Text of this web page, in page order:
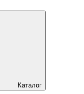
Каталог